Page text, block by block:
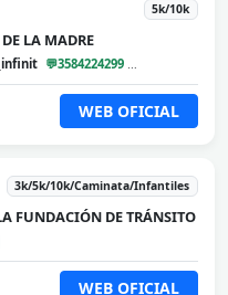
5k/10k
LA MADRE
💬3584224299
WEB OFICIAL
3k/5k/10k/Caminata/Infantiles
FUNDACIÓN DE TRÁNSITO
WEB OFICIAL